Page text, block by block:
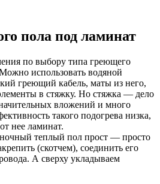
пола под ламинат
по выбору типа греющего
использовать водяной
греющий кабель, маты из него,
в стяжку. Но стяжка — дело
вложений и много
такого подогрева низка,
нее ламинат.
теплый пол прост — просто
(скотчем), соединить его
А сверху укладываем